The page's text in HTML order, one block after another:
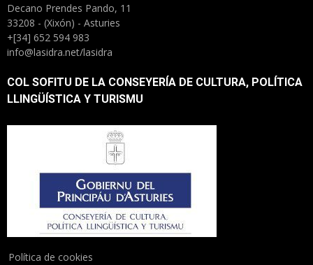
Decano Prendes Pando, 11
33208 - (Xixón) - Asturies
+[34] 652 594 983
info@lasidra.net/lasidra
COL SOFITU DE LA CONSEYERÍA DE CULTURA, POLÍTICA
LLINGÜÍSTICA Y TURISMU
Política de cookies